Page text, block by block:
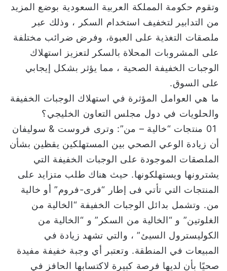
وتقوم حكومة المملكة العربية السعودية بوضع المزيد
من التدابير لتخفيف استخدام السكر ، وذلك عبر
ملصقات التغذية على العبوة، وفرض ضرائب مختلفة
على المشروبات المحلاة بالسكر لتعزيز استهلاك
الوجبات الخفيفة الصحية ، مما يؤثر بشكل إيجابي
على السوق.
ما هي العوامل المؤثرة في استهلاك الوجبات الخفيفة
والحلويات في دول مجلس التعاون الخليجي؟
01 منتجات “خالية – من”: وترى فروست & سوليفان
أن زيادة الوعي الصحي بين المستهلكين يقظين بشأن
الملصقات الموجودة على الوجبات الخفيفة التي
يشترونها ويستهلكونها. حيث هناك طلب متزايد على
المنتجات التي تأتي فى إطار “فرى-فروم” أو خالية
من. وتشمل بدائل الوجبات الخفيفة “الخالية من
الغلوتين” و “الخالية من السكر” و “الخالية من
الكوليسترول السيئ” ، والتي تشهد زيادة في
المبيعات في المنطقة. وتعتبر أي وجبة خفيفة مفيدة
صحيًا بأن لديها فرصة كبيرة لاكتسابها الحافز في